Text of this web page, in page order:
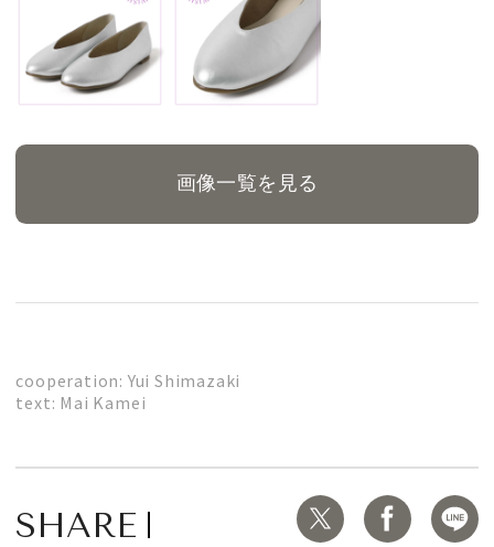
画像一覧を見る
cooperation: Yui Shimazaki
text: Mai Kamei
SHARE